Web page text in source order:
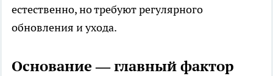
естественно, но требуют регулярного
обновления и ухода.
Основание — главный фактор